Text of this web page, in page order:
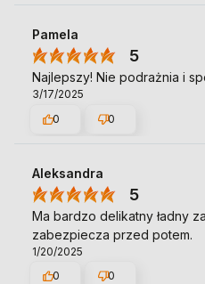
Pamela
5
Najlepszy! Nie podrażnia i
3/17/2025
0
0
Aleksandra
5
Ma bardzo delikatny ładny
zabezpiecza przed potem.
1/20/2025
0
0